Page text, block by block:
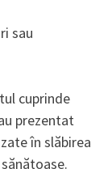
sau
cuprinde
prezentat
în slăbirea